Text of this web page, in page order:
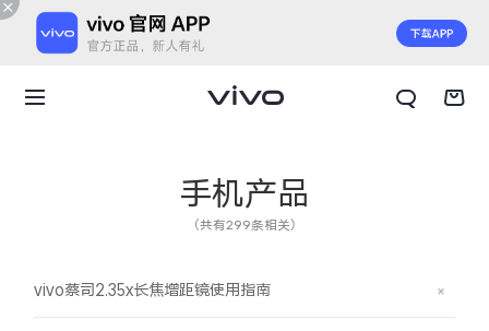
手机产品
（共有299条相关）
vivo蔡司2.35x长焦增距镜使用指南